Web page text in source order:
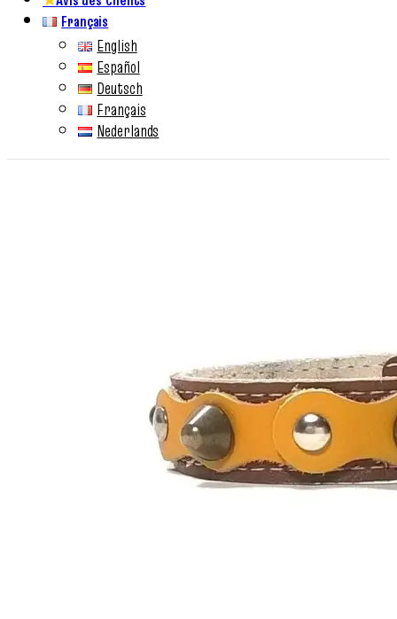
Français
English
Español
Deutsch
Français
Nederlands